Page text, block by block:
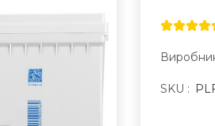
SKU :